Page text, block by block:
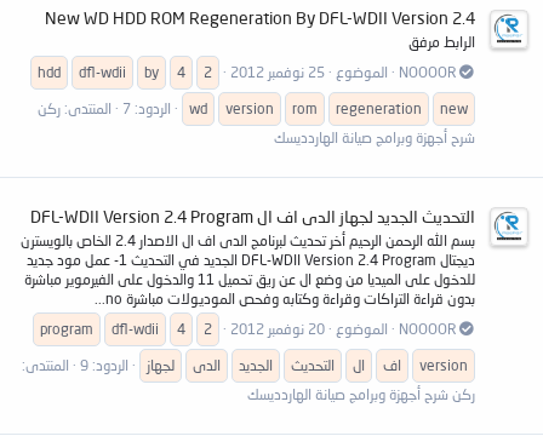
New WD HDD ROM Regeneration By DFL-WDII Version 2.4
الرابط مرفق
NOOOOR
الموضوع 25 نوفمبر 2012 2
4
by
dfl-wdii
hdd
new
regeneration
rom
version
wd الردود: 7 المنتدى: ركن
شرح أجهزة وبرامج صيانة الهاردديسك
التحديث الجديد لجهاز الدى اف ال DFL-WDII Version 2.4 Program
بسم الله الرحمن الرحيم أخر تحديث لبرنامج الدى اف ال الاصدار 2.4 الخاص بالويسترن
ديجتال DFL-WDII Version 2.4 Program الجديد في التحديث 1- عمل مود جديد
للدخول على الميديا من وضع ال عن ريق تحميل 11 والدخول على الفيرموير مباشرة
بدون قراءة التراكات وقراءة وكتابه وفحص الموديولات مباشرة no...
NOOOOR
الموضوع 20 نوفمبر 2012 2
4
dfl-wdii
program
version
اف ال التحديث الجديد الدى لجهاز الردود: 9
المنتدى:
ركن شرح أجهزة وبرامج صيانة الهاردديسك